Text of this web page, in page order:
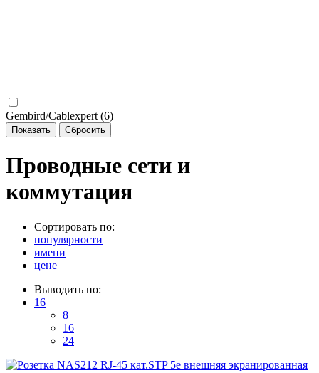
Gembird/Cablexpert (6)
Проводные сети и
коммутация
Сортировать по:
популярности
имени
цене
Выводить по:
16
8
16
24